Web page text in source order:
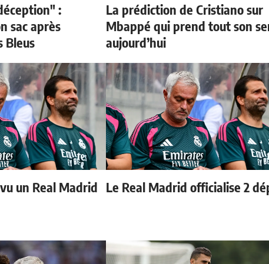
:
sac après
Bleus
La prédiction de Cristiano sur
Mbappé qui prend tout son
aujourd’hui
un Real Madrid Le Real Madrid officialise 2